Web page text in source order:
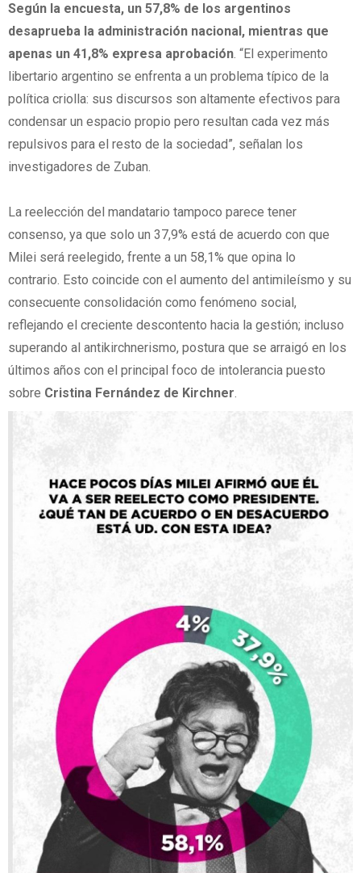
Según la encuesta, un 57,8% de los argentinos
desaprueba la administración nacional, mientras que
apenas un 41,8% expresa aprobación. “El experimento
libertario argentino se enfrenta a un problema típico de la
política criolla: sus discursos son altamente efectivos para
condensar un espacio propio pero resultan cada vez más
repulsivos para el resto de la sociedad”, señalan los
investigadores de Zuban.
La reelección del mandatario tampoco parece tener
consenso, ya que solo un 37,9% está de acuerdo con que
Milei será reelegido, frente a un 58,1% que opina lo
contrario. Esto coincide con el aumento del antimileísmo y su
consecuente consolidación como fenómeno social,
reflejando el creciente descontento hacia la gestión; incluso
superando al antikirchnerismo, postura que se arraigó en los
últimos años con el principal foco de intolerancia puesto
sobre Cristina Fernández de Kirchner.